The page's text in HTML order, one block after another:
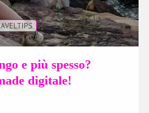
e più spesso?
digitale!